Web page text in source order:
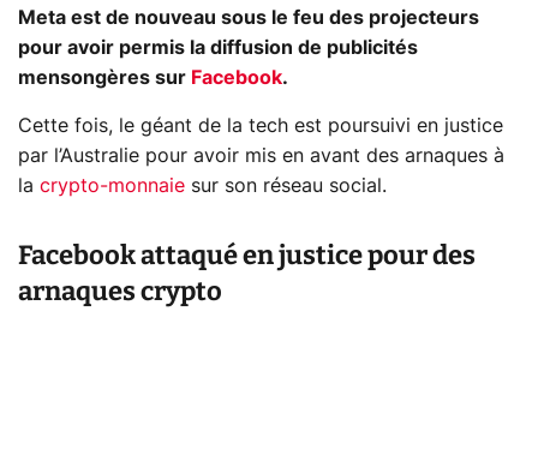
Meta est de nouveau sous le feu des projecteurs
pour avoir permis la diffusion de publicités
mensongères sur Facebook.
Cette fois, le géant de la tech est poursuivi en justice
par l’Australie pour avoir mis en avant des arnaques à
la crypto-monnaie sur son réseau social.
Facebook attaqué en justice pour des
arnaques crypto